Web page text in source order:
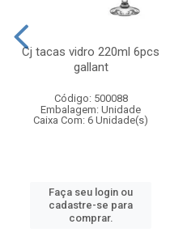
Cj tacas vidro 220ml 6pcs
gallant
Código: 500088
Embalagem: Unidade
Caixa Com: 6 Unidade(s)
Faça seu login ou
cadastre-se para
comprar.